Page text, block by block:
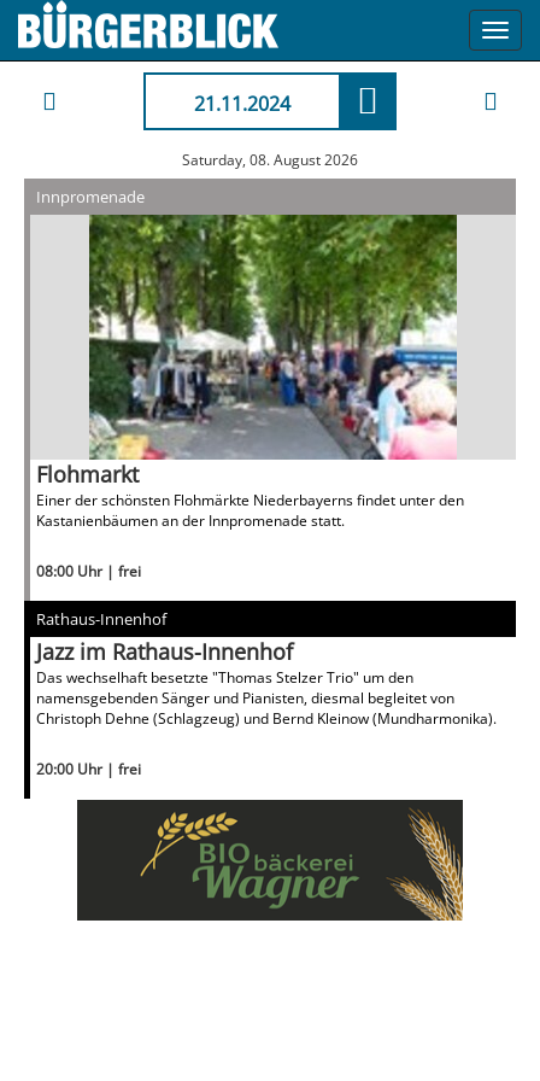
21.11.2024
Saturday, 08. August 2026
Innpromenade
Flohmarkt
Einer der schönsten Flohmärkte Niederbayerns findet unter den
Kastanienbäumen an der Innpromenade statt.
08:00 Uhr | frei
Rathaus-Innenhof
Jazz im Rathaus-Innenhof
Das wechselhaft besetzte "Thomas Stelzer Trio" um den
namensgebenden Sänger und Pianisten, diesmal begleitet von
Christoph Dehne (Schlagzeug) und Bernd Kleinow (Mundharmonika).
20:00 Uhr | frei